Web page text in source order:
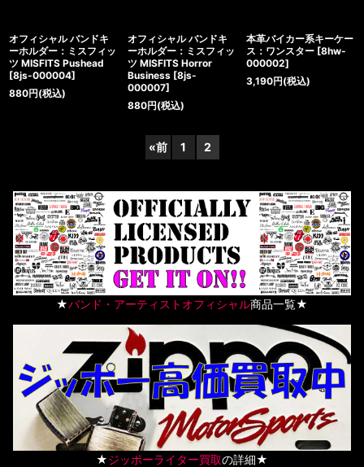
オフィシャル バンドキ
ーホルダー：ミスフィッ
ツ MISFITS Pushead
[8js-000004]
880円(税込)
オフィシャル バンドキ
ーホルダー：ミスフィッ
ツ MISFITS Horror
Business [8js-
000007]
880円(税込)
本革バイカー系キーケー
ス：ワンスター [8hw-
000002]
3,190円(税込)
«前 1 2
★バンド・アーティストオフィシャル商品一覧★
★ジッポーライター買取の詳細★